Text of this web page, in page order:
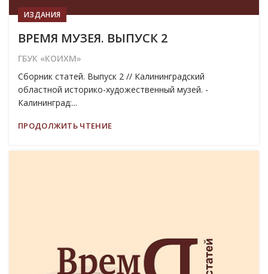
ИЗДАНИЯ
ВРЕМЯ МУЗЕЯ. ВЫПУСК 2
ГБУК «КОИХМ»
Сборник статей. Выпуск 2 // Калининградский
областной историко-художественный музей. -
Калининград:...
ПРОДОЛЖИТЬ ЧТЕНИЕ